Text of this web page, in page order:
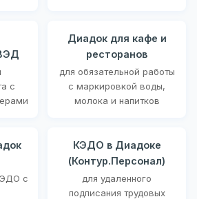
с
Диадок для кафе и
ресторанов
для обязательной работы
с маркировкой воды,
молока и напитков
ЭДО с
КЭДО в Диадоке
(Контур.Персонал)
для удаленного
подписания трудовых